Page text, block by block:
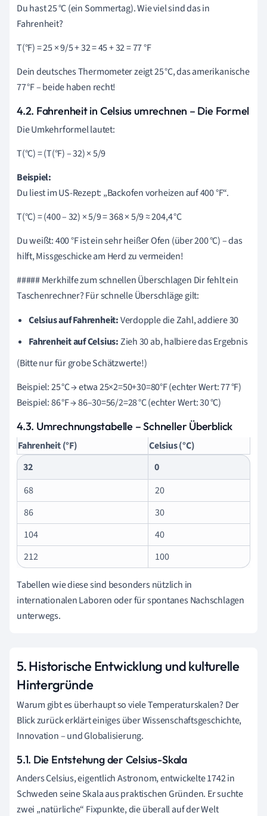
Du hast 25 °C (ein Sommertag). Wie viel sind das in
Fahrenheit?
T(°F) = 25 × 9/5 + 32 = 45 + 32 = 77 °F
Dein deutsches Thermometer zeigt 25 °C, das amerikanische
77 °F – beide haben recht!
4.2. Fahrenheit in Celsius umrechnen – Die Formel
Die Umkehrformel lautet:
T(°C) = (T(°F) – 32) × 5/9
Beispiel:
Du liest im US-Rezept: „Backofen vorheizen auf 400 °F“.
T(°C) = (400 – 32) × 5/9 = 368 × 5/9 ≈ 204,4 °C
Du weißt: 400 °F ist ein sehr heißer Ofen (über 200 °C) – das
hilft, Missgeschicke am Herd zu vermeiden!
##### Merkhilfe zum schnellen Überschlagen Dir fehlt ein
Taschenrechner? Für schnelle Überschläge gilt:
Celsius auf Fahrenheit:Verdopple die Zahl, addiere 30
Fahrenheit auf Celsius:Zieh 30 ab, halbiere das Ergebnis
(Bitte nur für grobe Schätzwerte!)
Beispiel: 25 °C → etwa 25×2=50+30=80°F (echter Wert: 77 °F)
Beispiel: 86 °F → 86–30=56/2=28 °C (echter Wert: 30 °C)
4.3. Umrechnungstabelle – Schneller Überblick
Fahrenheit (°F)
Celsius (°C)
32
0
68
20
86
30
104
40
212
100
Tabellen wie diese sind besonders nützlich in
internationalen Laboren oder für spontanes Nachschlagen
unterwegs.
5. Historische Entwicklung und kulturelle
Hintergründe
Warum gibt es überhaupt so viele Temperaturskalen? Der
Blick zurück erklärt einiges über Wissenschaftsgeschichte,
Innovation – und Globalisierung.
5.1. Die Entstehung der Celsius-Skala
Anders Celsius, eigentlich Astronom, entwickelte 1742 in
Schweden seine Skala aus praktischen Gründen. Er suchte
zwei „natürliche“ Fixpunkte, die überall auf der Welt